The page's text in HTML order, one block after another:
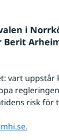
i
vart
risk för